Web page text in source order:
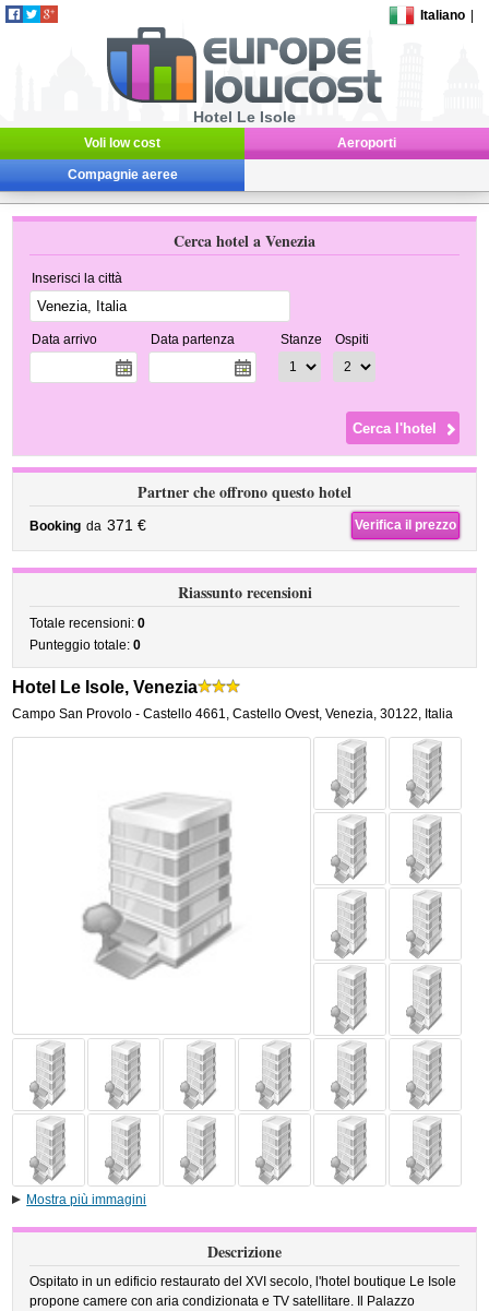
Italiano
Hotel Le Isole
Voli low cost Aeroporti
Compagnie aeree
Cerca hotel a Venezia
Inserisci la città
Data arrivo Data partenza Stanze Ospiti
Partner che offrono questo hotel
Booking da 371 € Verifica il prezzo
Riassunto recensioni
Totale recensioni:0
Punteggio totale:0
Hotel Le Isole, Venezia
Campo San Provolo - Castello 4661,Castello Ovest, Venezia,30122, Italia
Mostra più immagini
Descrizione
Ospitato in un edificio restaurato del XVI secolo, l'hotel boutique Le Isole
propone camere con aria condizionata e TV satellitare. Il Palazzo